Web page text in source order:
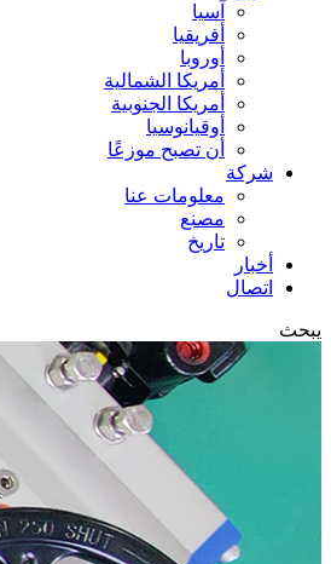
آسيا
أفريقيا
أوروبا
أمريكا الشمالية
أمريكا الجنوبية
أوقيانوسيا
أن تصبح موزعًا
شركة
معلومات عنا
مصنع
تاريخ
أخبار
اتصال
يبحث